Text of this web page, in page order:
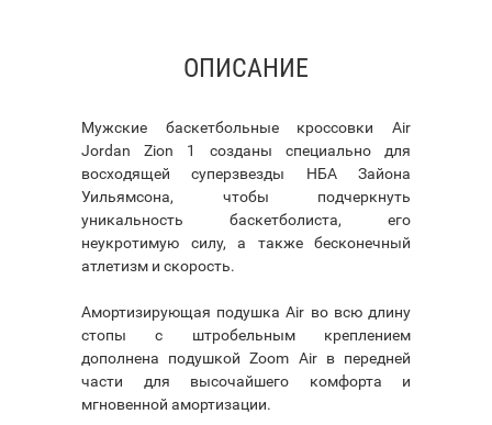
ОПИСАНИЕ
Мужские баскетбольные кроссовки Air
Jordan Zion 1 созданы специально для
восходящей суперзвезды НБА Зайона
Уильямсона, чтобы подчеркнуть
уникальность баскетболиста, его
неукротимую силу, а также бесконечный
атлетизм и скорость.
Амортизирующая подушка Air во всю длину
стопы с штробельным креплением
дополнена подушкой Zoom Air в передней
части для высочайшего комфорта и
мгновенной амортизации.